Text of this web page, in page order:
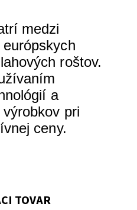
medzi
európskych
roštov.
a
výrobkov pri
ceny.
TOVAR